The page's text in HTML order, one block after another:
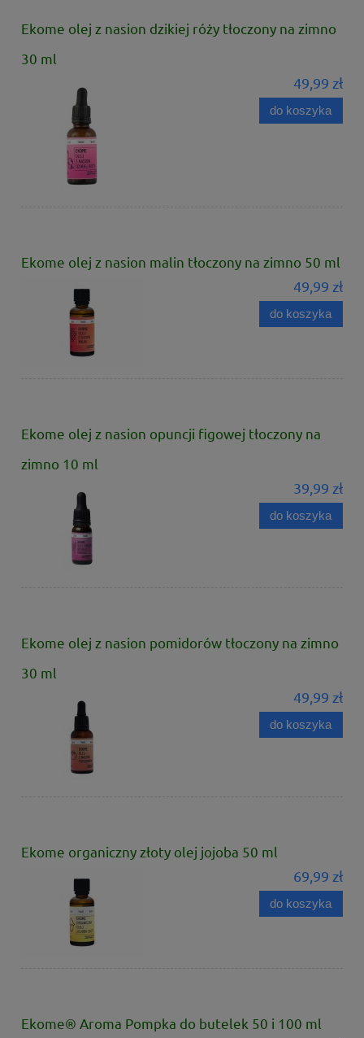
Ekome olej z nasion dzikiej róży tłoczony na zimno
30 ml
49,99 zł
do koszyka
Ekome olej z nasion malin tłoczony na zimno 50 ml
49,99 zł
do koszyka
Ekome olej z nasion opuncji figowej tłoczony na
zimno 10 ml
39,99 zł
do koszyka
Ekome olej z nasion pomidorów tłoczony na zimno
30 ml
49,99 zł
do koszyka
Ekome organiczny złoty olej jojoba 50 ml
69,99 zł
do koszyka
Ekome® Aroma Pompka do butelek 50 i 100 ml